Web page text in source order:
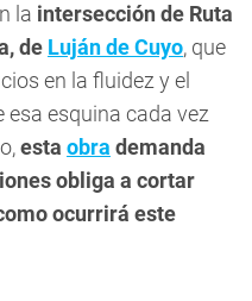
la intersección de Ruta
de Luján de Cuyo, que
en la fluidez y el
esquina cada vez
esta obra demanda
obliga a cortar
ocurrirá este